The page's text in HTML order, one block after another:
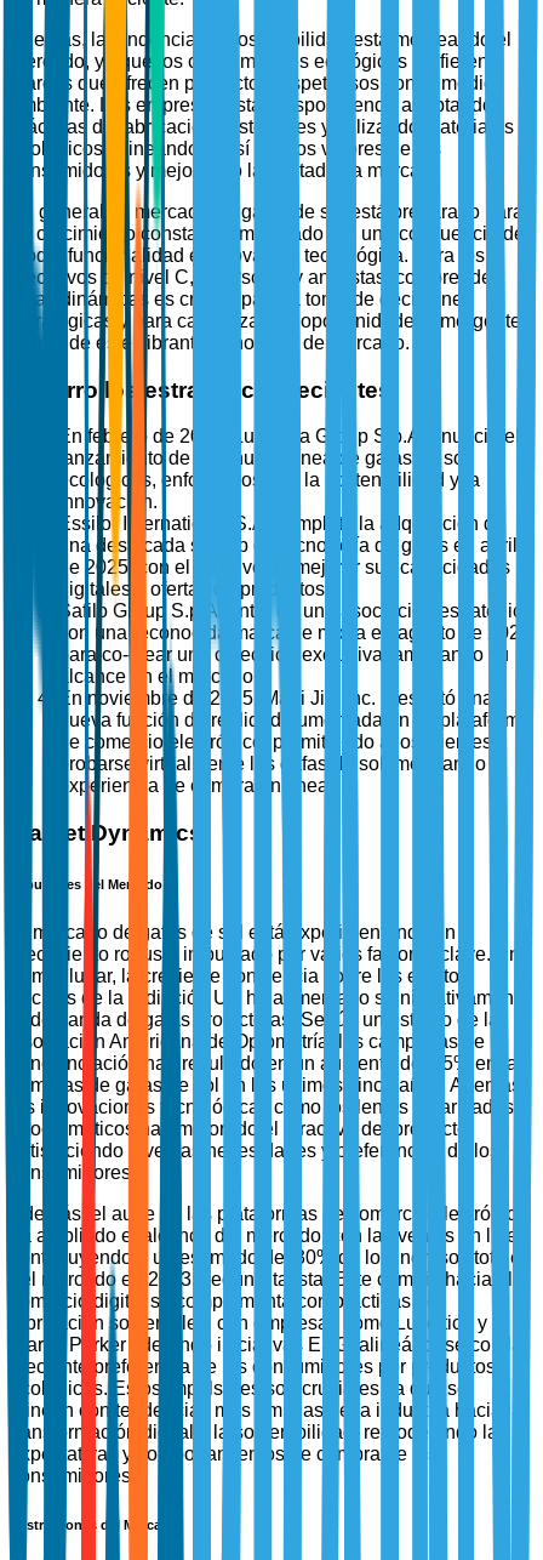
Además, la tendencia de sostenibilidad está moldeando el
mercado, ya que los consumidores ecológicos prefieren
marcas que ofrecen productos respetuosos con el medio
ambiente. Las empresas están respondiendo adoptando
prácticas de fabricación sostenibles y utilizando materiales
ecológicos, alineándose así con los valores de los
consumidores y mejorando la lealtad a la marca.
En general, el mercado de gafas de sol está preparado para
un crecimiento constante, impulsado por una confluencia de
moda, funcionalidad e innovación tecnológica. Para los
ejecutivos de nivel C, inversores y analistas, comprender
estas dinámicas es crucial para la toma de decisiones
estratégicas y para capitalizar las oportunidades emergentes
dentro de este vibrante panorama de mercado.
Desarrollos estratégicos recientes
En febrero de 2025, Luxottica Group S.p.A. anunció el
lanzamiento de una nueva línea de gafas de sol
ecológicas, enfocándose en la sostenibilidad y la
innovación.
Essilor International S.A. completó la adquisición de
una destacada startup de tecnología de gafas en abril
de 2025, con el objetivo de mejorar sus capacidades
digitales y ofertas de productos.
Safilo Group S.p.A. entró en una asociación estratégica
con una reconocida marca de moda en agosto de 2025
para co-crear una colección exclusiva, ampliando su
alcance en el mercado.
En noviembre de 2025, Maui Jim Inc. presentó una
nueva función de realidad aumentada en su plataforma
de comercio electrónico, permitiendo a los clientes
probarse virtualmente las gafas de sol, mejorando la
experiencia de compra en línea.
Market Dynamics
Impulsores del Mercado
El mercado de gafas de sol está experimentando un
crecimiento robusto impulsado por varios factores clave. En
primer lugar, la creciente conciencia sobre los efectos
nocivos de la radiación UV ha aumentado significativamente
la demanda de gafas protectoras. Según un estudio de la
Asociación Americana de Optometría, las campañas de
concienciación han resultado en un aumento del 45% en las
compras de gafas de sol en los últimos cinco años. Además,
las innovaciones tecnológicas como los lentes polarizados y
fotocromáticos han mejorado el atractivo del producto,
satisfaciendo diversas necesidades y preferencias de los
consumidores.
Además, el auge de las plataformas de comercio electrónico
ha ampliado el alcance del mercado, con las ventas en línea
contribuyendo a un estimado del 30% de los ingresos totales
del mercado en 2023, según Statista. Este cambio hacia el
comercio digital se complementa con prácticas de
fabricación sostenibles, con empresas como Luxottica y
Warby Parker liderando iniciativas ESG, alineándose con la
creciente preferencia de los consumidores por productos
ecológicos. Estos impulsores son cruciales ya que se
alinean con tendencias más amplias de la industria hacia la
transformación digital y la sostenibilidad, remodelando las
expectativas y comportamientos de compra de los
consumidores.
Restricciones del Mercado